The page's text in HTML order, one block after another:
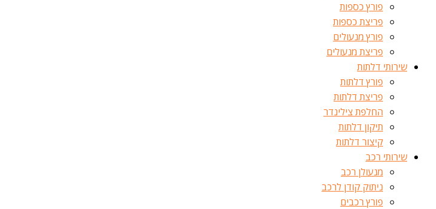
פורץ כספות
פריצת כספות
פורץ מנעולים
פריצת מנעולים
שירותי דלתות
פורץ דלתות
פריצת דלתות
החלפת צילינדר
תיקון דלתות
קיצור דלתות
שירותי רכב
מנעולן רכב
ניתוק קודן לרכב
פורץ רכבים